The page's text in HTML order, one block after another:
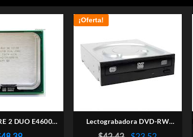
2 DUO E4600
LGA 775
¡Oferta!
Lectograbadora DVD-RW
LITEON